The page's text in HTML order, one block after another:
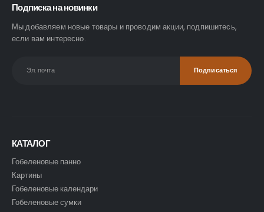
Подписка на новинки
Мы добавляем новые товары и проводим акции, подпишитесь,
если вам интересно.
КАТАЛОГ
Гобеленовые панно
Картины
Гобеленовые календари
Гобеленовые сумки